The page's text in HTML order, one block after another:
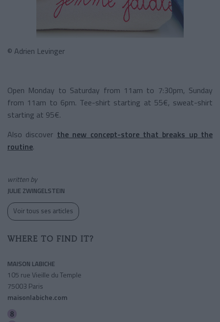
© Adrien Levinger
Open Monday to Saturday from 11am to 7:30pm, Sunday
from 11am to 6pm. Tee-shirt starting at 55€, sweat-shirt
starting at 95€.
Also discover the new concept-store that breaks up the
routine.
written by
JULIE ZWINGELSTEIN
Voir tous ses articles
WHERE TO FIND IT?
MAISON LABICHE
105 rue Vieille du Temple
75003 Paris
maisonlabiche.com